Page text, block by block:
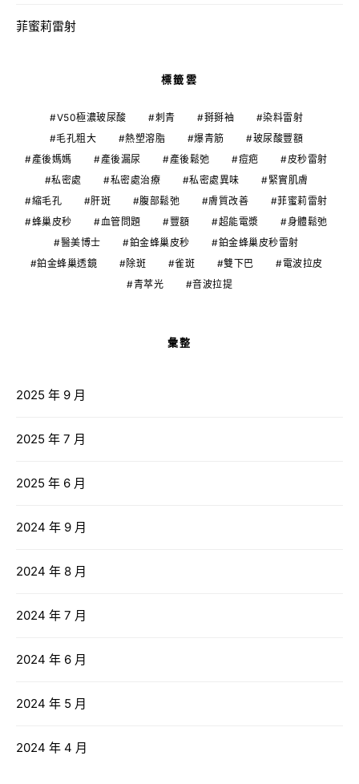
菲蜜莉雷射
標籤雲
V50極濃玻尿酸 刺青 掰掰袖
染料雷射
毛孔粗大
熱塑溶脂 爆青筋
玻尿酸豐額
產後媽媽
產後漏尿 產後鬆弛 痘疤
皮秒雷射
私密處
私密處治療 私密處異味
緊實肌膚
縮毛孔
肝斑 腹部鬆弛 膚質改善
菲蜜莉雷射
蜂巢皮秒
血管問題 豐額 超能電漿
身體鬆弛
醫美博士
鉑金蜂巢皮秒
鉑金蜂巢皮秒雷射
鉑金蜂巢透鏡
除斑 雀斑 雙下巴
電波拉皮
青萃光
音波拉提
彙整
2025 年 9 月
2025 年 7 月
2025 年 6 月
2024 年 9 月
2024 年 8 月
2024 年 7 月
2024 年 6 月
2024 年 5 月
2024 年 4 月